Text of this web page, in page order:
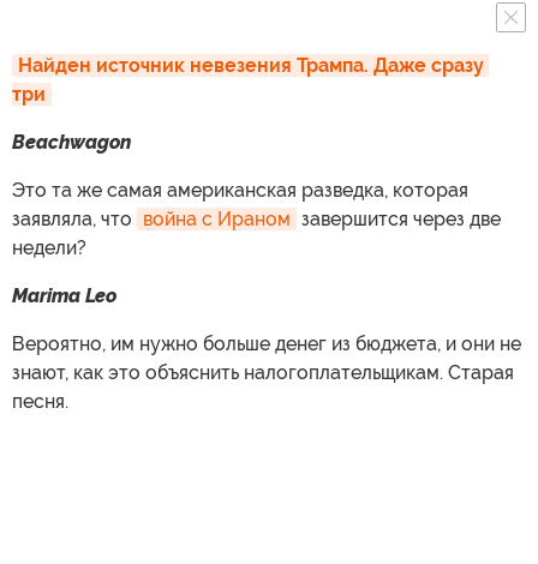
Найден источник невезения Трампа. Даже сразу
три
Beachwagon
Это та же самая американская разведка, которая
заявляла, что война с Ираном завершится через две
недели?
Marima Leo
Вероятно, им нужно больше денег из бюджета, и они не
знают, как это объяснить налогоплательщикам. Старая
песня.